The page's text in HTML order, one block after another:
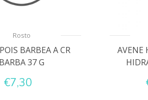
Rosto
BARBEA A CR
BARBA 37 G
€7,30
AVENE